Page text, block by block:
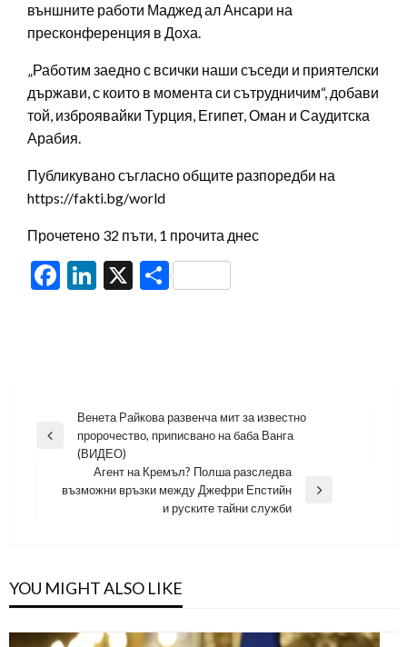
външните работи Маджед ал Ансари на
пресконференция в Доха.
„Работим заедно с всички наши съседи и приятелски
държави, с които в момента си сътрудничим“, добави
той, изброявайки Турция, Египет, Оман и Саудитска
Арабия.
Публикувано съгласно общите разпоредби на
https://fakti.bg/world
Прочетено 32 пъти, 1 прочита днес
Facebook
LinkedIn
X Share
Навигация
Previous
Венета Райкова развенча мит за известно
пророчество, приписвано на баба Ванга
(ВИДЕО)
Next
Агент на Кремъл? Полша разследва
възможни връзки между Джефри Епстийн
и руските тайни служби
YOU MIGHT ALSO LIKE